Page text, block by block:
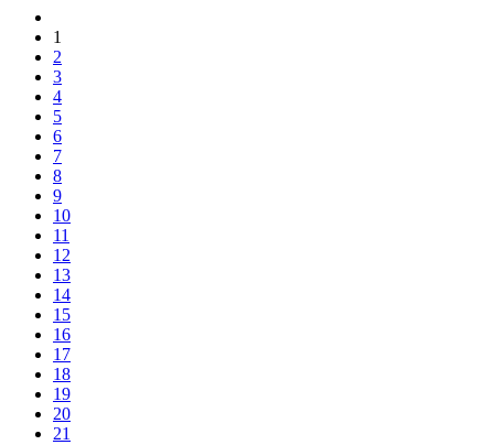
1
2
3
4
5
6
7
8
9
10
11
12
13
14
15
16
17
18
19
20
21